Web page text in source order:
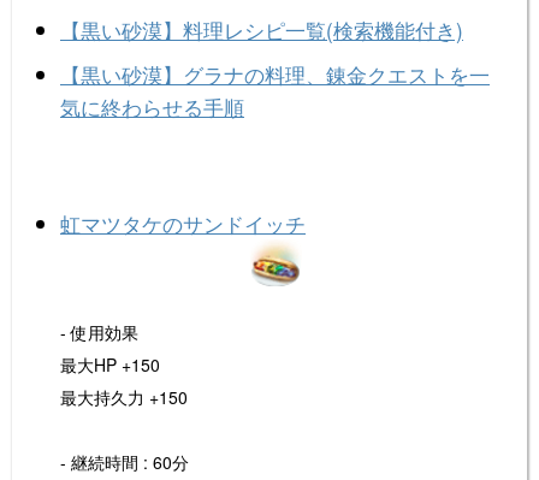
n
a
e
b
o
e
st
n
ot
y
Li
【黒い砂漠】料理レシピ一覧(検索機能付き)
【黒い砂漠】グラナの料理、錬金クエストを一
気に終わらせる手順
虹マツタケのサンドイッチ
- 使用効果
最大HP +150
最大持久力 +150
- 継続時間 : 60分